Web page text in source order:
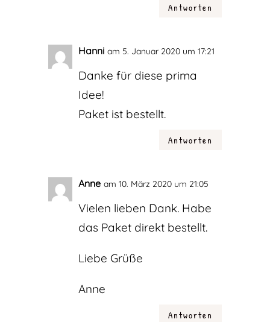
Antworten
Hanni am 5. Januar 2020 um 17:21
Danke für diese prima
Idee!
Paket ist bestellt.
Antworten
Anne am 10. März 2020 um 21:05
Vielen lieben Dank. Habe
das Paket direkt bestellt.
Liebe Grüße
Anne
Antworten